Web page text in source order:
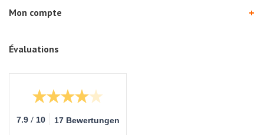
Mon compte
Évaluations
7.9 / 10 17 Bewertungen